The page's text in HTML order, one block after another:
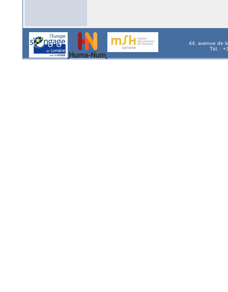
44, avenue de
Tél. :